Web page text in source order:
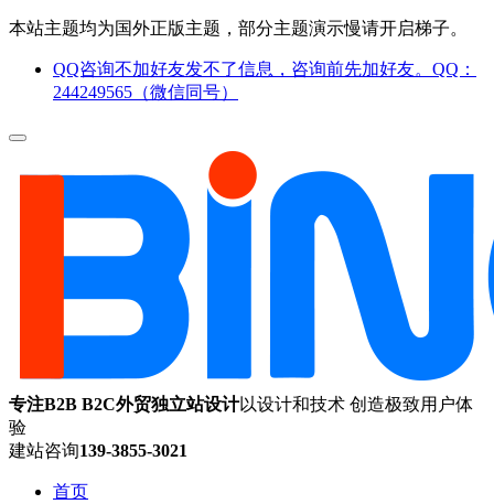
本站主题均为国外正版主题，部分主题演示慢请开启梯子。
QQ咨询不加好友发不了信息，咨询前先加好友。QQ：
244249565（微信同号）
专注B2B B2C外贸独立站设计以设计和技术 创造极致用户体
验
建站咨询139-3855-3021
首页